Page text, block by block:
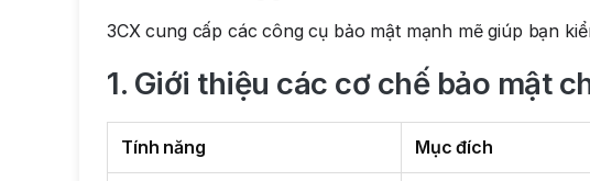
3CX cung cấp các công cụ bảo mật mạnh mẽ giúp bạn
1. Giới thiệu các cơ chế bảo mật
Tính năng Mục đích